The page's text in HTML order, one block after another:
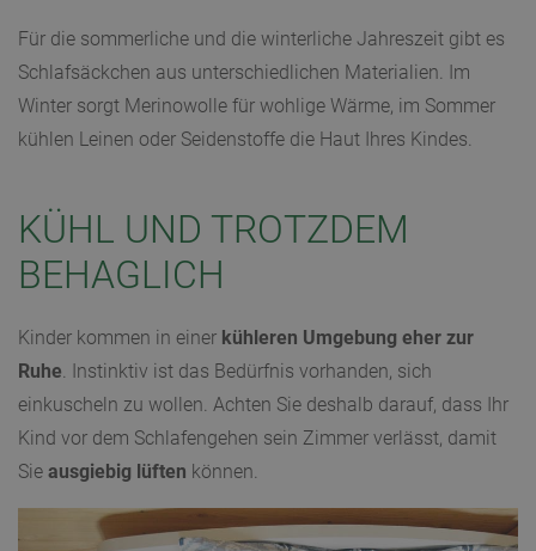
Für die sommerliche und die winterliche Jahreszeit gibt es
Schlafsäckchen aus unterschiedlichen Materialien. Im
Winter sorgt Merinowolle für wohlige Wärme, im Sommer
kühlen Leinen oder Seidenstoffe die Haut Ihres Kindes.
KÜHL UND TROTZDEM
BEHAGLICH
Kinder kommen in einer kühleren Umgebung eher zur
Ruhe. Instinktiv ist das Bedürfnis vorhanden, sich
einkuscheln zu wollen. Achten Sie deshalb darauf, dass Ihr
Kind vor dem Schlafengehen sein Zimmer verlässt, damit
Sie ausgiebig lüften können.